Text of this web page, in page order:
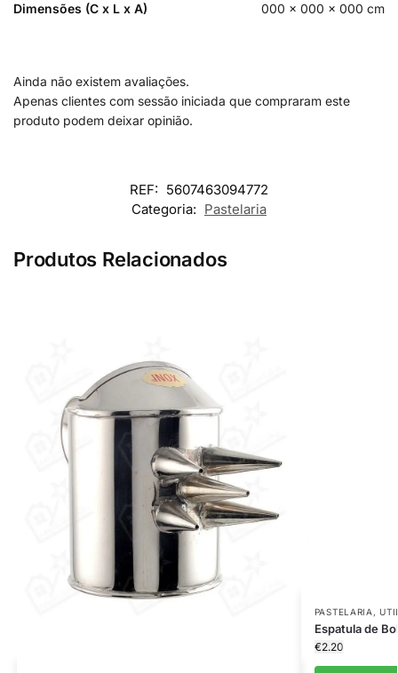
Dimensões (C x L x A) 000 × 000 × 000 cm
Ainda não existem avaliações.
Apenas clientes com sessão iniciada que compraram este
produto podem deixar opinião.
REF: 5607463094772
Categoria: Pastelaria
Produtos Relacionados
PASTELARIA ,
Espatula de
€2.20